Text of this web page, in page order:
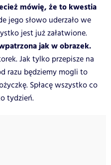
mówię, że to kwestia
jego słowo uderzało we
jest już załatwione.
jak w obrazek.
Jak tylko przepisze na
razu będziemy mogli to
Spłacę wszystko co
tydzień.